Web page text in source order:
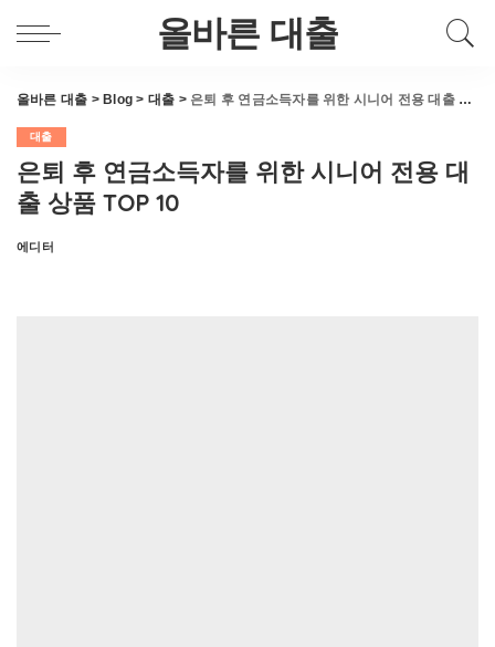
올바른 대출
올바른 대출 > Blog > 대출 > 은퇴 후 연금소득자를 위한 시니어 전용 대출 상품 TOP 10
대출
은퇴 후 연금소득자를 위한 시니어 전용 대
출 상품 TOP 10
Posted
에디터